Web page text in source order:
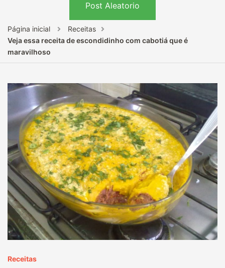
Post Aleatorio
Página inicial
Receitas
Veja essa receita de escondidinho com cabotiá que é
maravilhoso
Receitas